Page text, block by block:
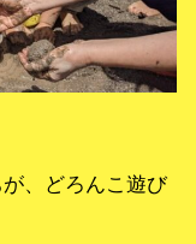
、どろんこ遊び